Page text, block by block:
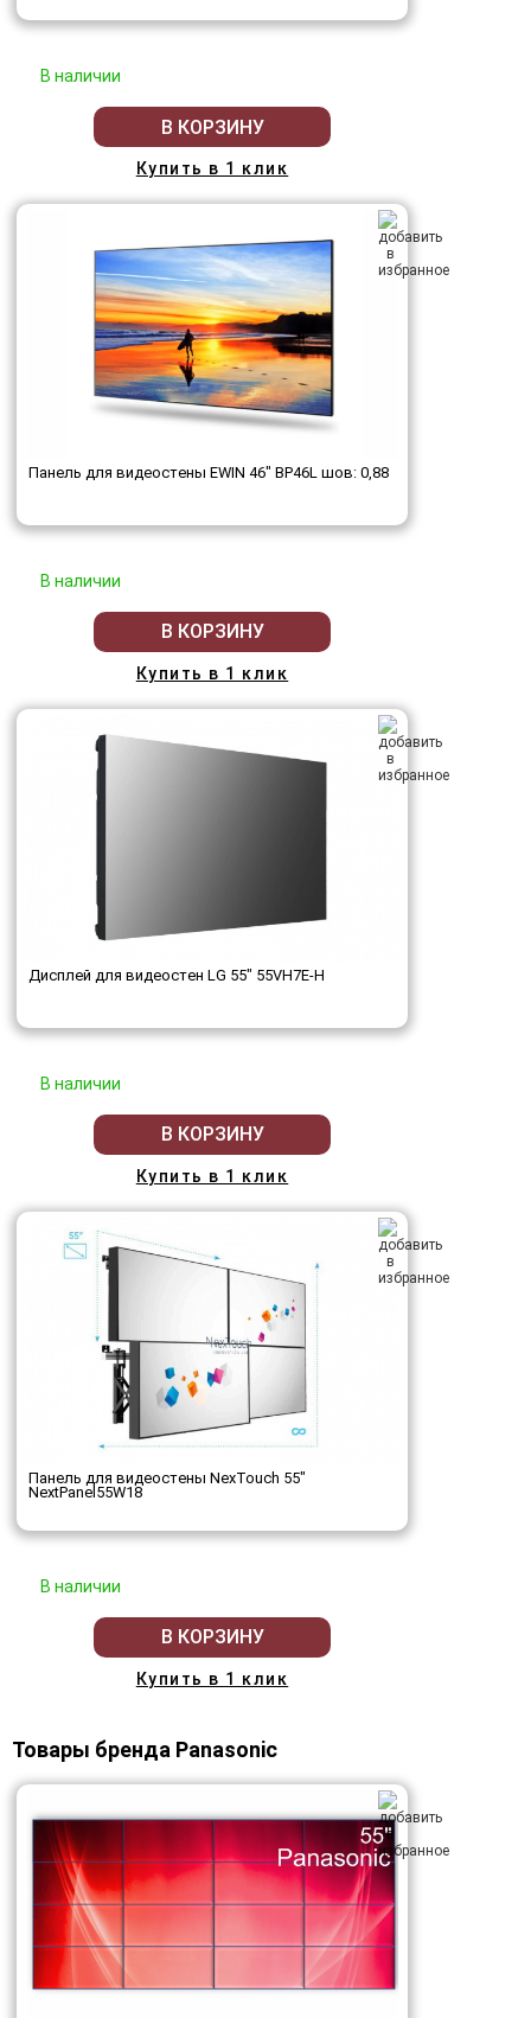
В наличии
В КОРЗИНУ
Купить в 1 клик
Панель для видеостены EWIN 46" BP46L шов: 0,88
В наличии
В КОРЗИНУ
Купить в 1 клик
Дисплей для видеостен LG 55" 55VH7E-H
В наличии
В КОРЗИНУ
Купить в 1 клик
Панель для видеостены NexTouch 55"
NextPanel55W18
В наличии
В КОРЗИНУ
Купить в 1 клик
Товары бренда Panasonic